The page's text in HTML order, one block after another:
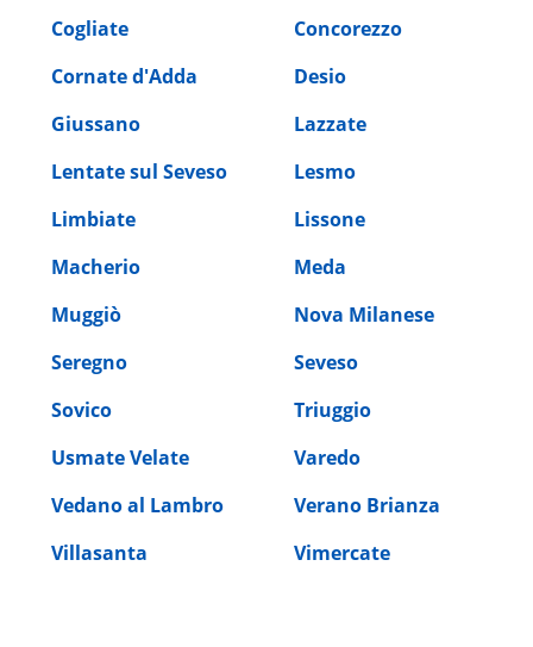
Cogliate
Concorezzo
Cornate d'Adda
Desio
Giussano
Lazzate
Lentate sul Seveso
Lesmo
Limbiate
Lissone
Macherio
Meda
Muggiò
Nova Milanese
Seregno
Seveso
Sovico
Triuggio
Usmate Velate
Varedo
Vedano al Lambro
Verano Brianza
Villasanta
Vimercate